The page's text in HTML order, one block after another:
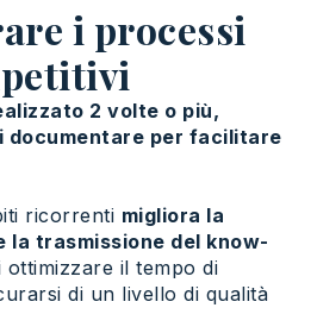
i processi
2 volte o più,
documentare per facilitare
ricorrenti migliora la
la trasmissione del know-
ottimizzare il tempo di
di un livello di qualità